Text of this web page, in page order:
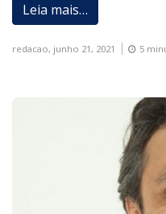
Leia mais…
redacao, junho 21, 2021 5